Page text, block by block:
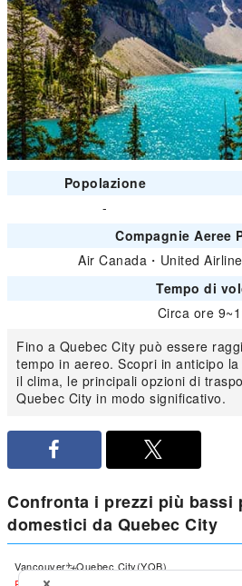
Popolazione
-
Compagnie Aeree
Air Canada ・ United
Tempo di
Circa ore
Fino a Quebec City può essere
tempo in aereo. Scopri in anticipo
il clima, le principali opzioni di
Quebec City in modo significativo.
Confronta i prezzi più bassi
domestici da Quebec City
Vancouver Quebec City(YQB)